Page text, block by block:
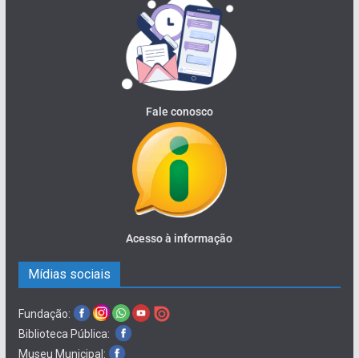
Fale conosco
Acesso à informação
Mídias sociais
Fundação:
Biblioteca Pública:
Museu Municipal: